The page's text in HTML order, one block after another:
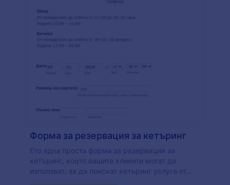
Форма за резервация за кетъринг
Ето едna простa формa за резервация за
кетъринг, коqто вашите клиенти могат да
използват, за да поискат кетъринг услуга от